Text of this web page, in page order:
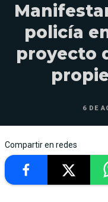
policía
proyecto
6 DE
Compartir en redes